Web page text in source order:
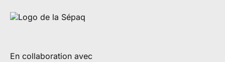
En collaboration avec